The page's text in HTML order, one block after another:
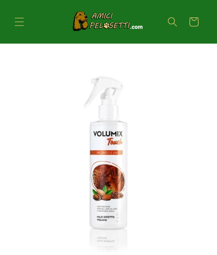
ai contenuti
Carrello